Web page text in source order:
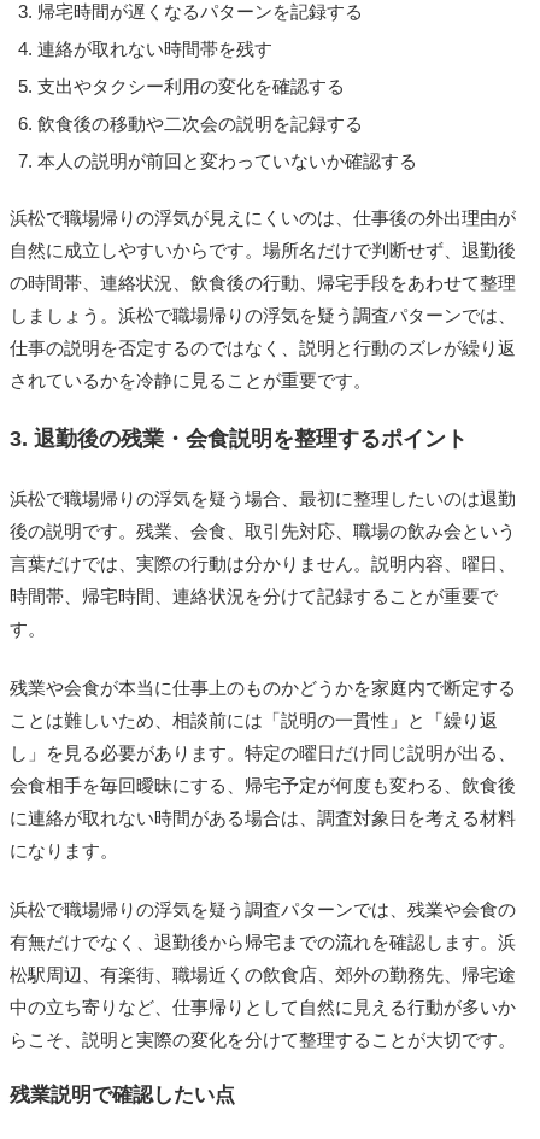
帰宅時間が遅くなるパターンを記録する
連絡が取れない時間帯を残す
支出やタクシー利用の変化を確認する
飲食後の移動や二次会の説明を記録する
本人の説明が前回と変わっていないか確認する
浜松で職場帰りの浮気が見えにくいのは、仕事後の外出理由が
自然に成立しやすいからです。場所名だけで判断せず、退勤後
の時間帯、連絡状況、飲食後の行動、帰宅手段をあわせて整理
しましょう。浜松で職場帰りの浮気を疑う調査パターンでは、
仕事の説明を否定するのではなく、説明と行動のズレが繰り返
されているかを冷静に見ることが重要です。
3. 退勤後の残業・会食説明を整理するポイント
浜松で職場帰りの浮気を疑う場合、最初に整理したいのは退勤
後の説明です。残業、会食、取引先対応、職場の飲み会という
言葉だけでは、実際の行動は分かりません。説明内容、曜日、
時間帯、帰宅時間、連絡状況を分けて記録することが重要で
す。
残業や会食が本当に仕事上のものかどうかを家庭内で断定する
ことは難しいため、相談前には「説明の一貫性」と「繰り返
し」を見る必要があります。特定の曜日だけ同じ説明が出る、
会食相手を毎回曖昧にする、帰宅予定が何度も変わる、飲食後
に連絡が取れない時間がある場合は、調査対象日を考える材料
になります。
浜松で職場帰りの浮気を疑う調査パターンでは、残業や会食の
有無だけでなく、退勤後から帰宅までの流れを確認します。浜
松駅周辺、有楽街、職場近くの飲食店、郊外の勤務先、帰宅途
中の立ち寄りなど、仕事帰りとして自然に見える行動が多いか
らこそ、説明と実際の変化を分けて整理することが大切です。
残業説明で確認したい点